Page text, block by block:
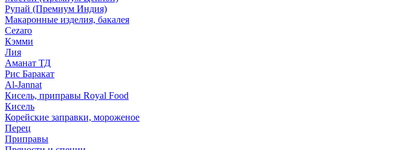
Рупай (Премиум Индия)
Макаронные изделия, бакалея
Cezaro
Кэмми
Лия
Аманат ТД
Рис Баракат
Al-Jannat
Кисель, приправы Royal Food
Кисель
Корейские заправки, мороженое
Перец
Приправы